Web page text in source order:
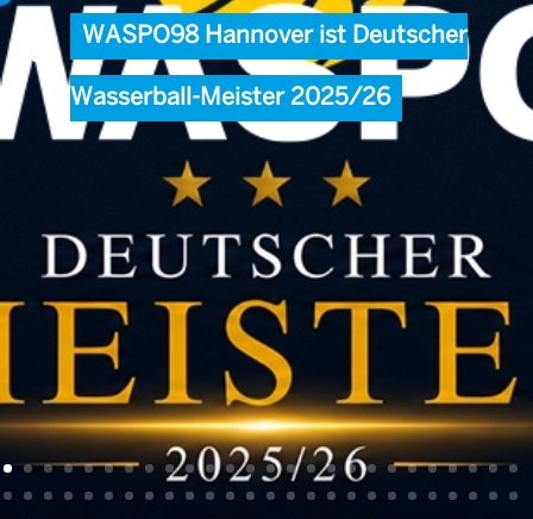
WASPO98 Hannover ist Deutscher
Wasserball-Meister 2025/26